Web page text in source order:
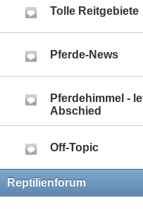
Tolle Reitgebiete
Pferde-News
Pferdehimmel -
Abschied
Off-Topic
Reptilienforum